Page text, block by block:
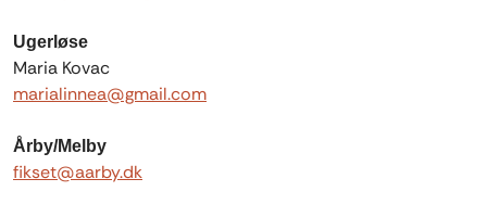
Ugerløse
Maria Kovac
marialinnea@gmail.com
Årby/Melby
fikset@aarby.dk